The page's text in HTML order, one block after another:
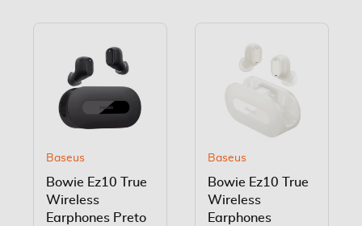
Baseus
Bowie Ez10 True
Wireless
Earphones Preto
Baseus
Bowie Ez10 True
Wireless
Earphones